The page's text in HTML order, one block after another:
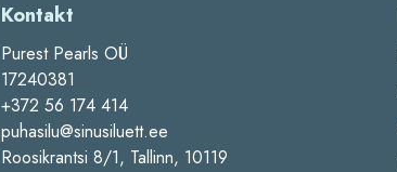
Kontakt
Purest Pearls OÜ
17240381
+372 56 174 414
puhasilu@sinusiluett.ee
Roosikrantsi 8/1, Tallinn, 10119